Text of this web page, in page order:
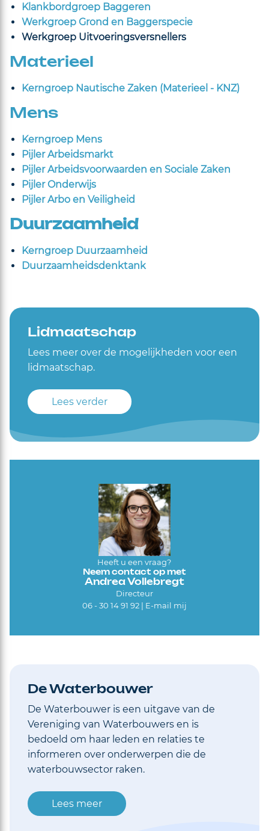
Klankbordgroep Baggeren
Werkgroep Grond en Baggerspecie
Werkgroep Uitvoeringsversnellers
Materieel
Kerngroep Nautische Zaken (Materieel - KNZ)
Mens
Kerngroep Mens
Pijler Arbeidsmarkt
Pijler Arbeidsvoorwaarden en Sociale Zaken
Pijler Onderwijs
Pijler Arbo en Veiligheid
Duurzaamheid
Kerngroep Duurzaamheid
Duurzaamheidsdenktank
Lidmaatschap
Lees meer over de mogelijkheden voor een
lidmaatschap.
Lees verder
Heeft u een vraag?
Neem contact op met
Andrea Vollebregt
Directeur
06 - 30 14 91 92 | E-mail mij
De Waterbouwer
De Waterbouwer is een uitgave van de
Vereniging van Waterbouwers en is
bedoeld om haar leden en relaties te
informeren over onderwerpen die de
waterbouwsector raken.
Lees meer